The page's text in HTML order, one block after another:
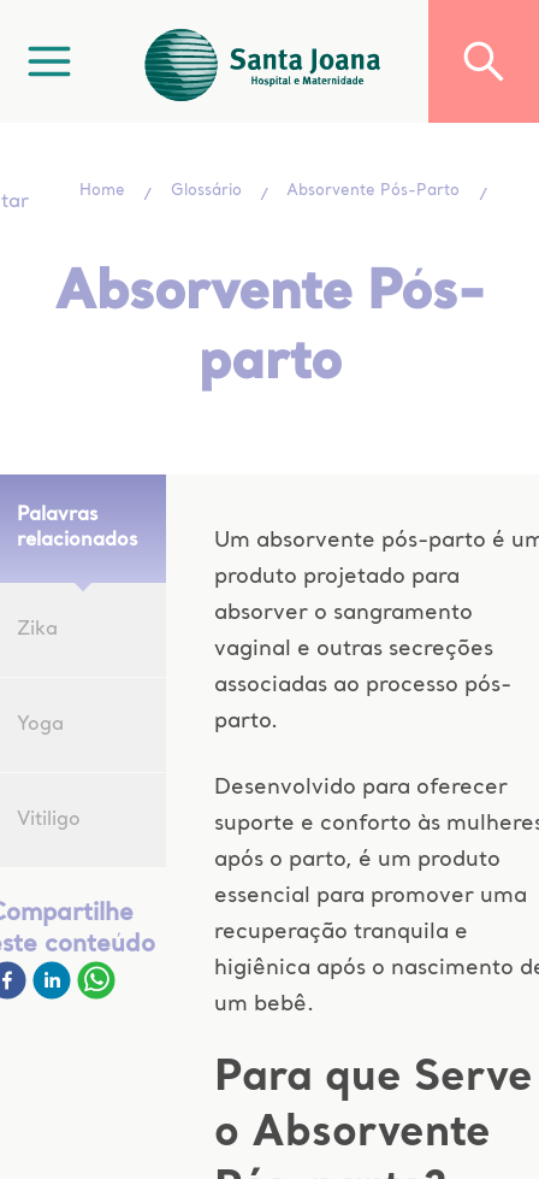
Home Glossário Absorvente Pós-Parto
Absorvente Pós-
parto
Palavras
relacionados
Zika
Yoga
Vitiligo
conteúdo
Um absorvente pós-parto é
produto projetado para
absorver o sangramento
vaginal e outras secreções
associadas ao processo pós-
parto.
Desenvolvido para oferecer
suporte e conforto às
após o parto, é um produto
essencial para promover uma
recuperação tranquila e
higiênica após o nascimento
um bebê.
Para que Serve
o Absorvente